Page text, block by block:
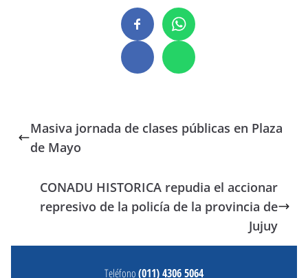
Masiva jornada de clases públicas en Plaza
de Mayo
CONADU HISTORICA repudia el accionar
represivo de la policía de la provincia de
Jujuy
Teléfono(011) 4306 5064